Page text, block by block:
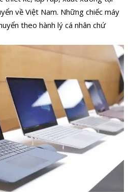
về Việt Nam. Những chiếc máy
theo hành lý cá nhân chứ